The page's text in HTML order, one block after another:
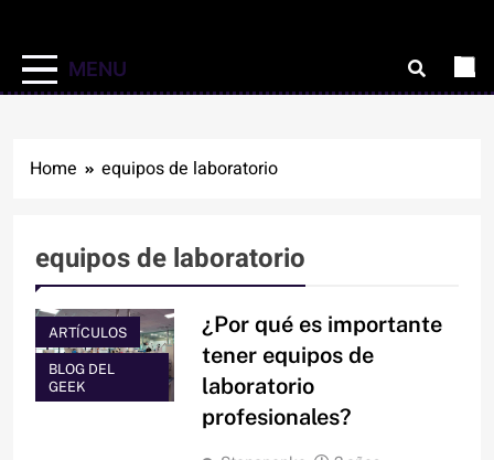
MENU
Home equipos de laboratorio
equipos de laboratorio
ARTÍCULOS
BLOG DEL
GEEK
¿Por qué es importante
tener equipos de
laboratorio
profesionales?